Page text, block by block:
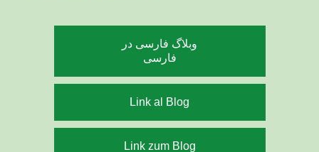
وبلاگ فارسی در
فارسی
Link al Blog
Link zum Blog